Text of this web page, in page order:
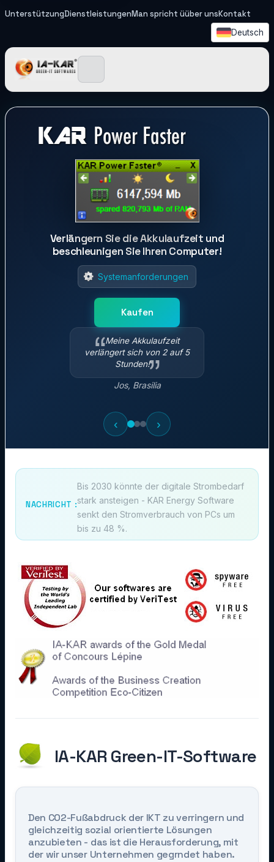
UnterstützungDienstleistungenMan spricht üüber unsKontakt
Deutsch
IA-KAR - Green IT
Verlängern Sie die Akkulaufzeit und
beschleunigen Sie Ihren Computer!
Systemanforderungen
Kaufen
Meine Akkulaufzeit
verlängert sich von 2 auf 5
Stunden!
Jos, Brasilia
‹ ›
NACHRICHT :
Bis 2030 könnte der digitale Strombedarf
stark ansteigen - KAR Energy Software
senkt den Stromverbrauch von PCs um
bis zu 48 %.
IA-KAR Green-IT-Software
Den CO2-Fußabdruck der IKT zu verringern und
gleichzeitig sozial orientierte Lösungen
anzubieten - das ist die Herausforderung, mit
der wir unser Unternehmen gegrndet haben.